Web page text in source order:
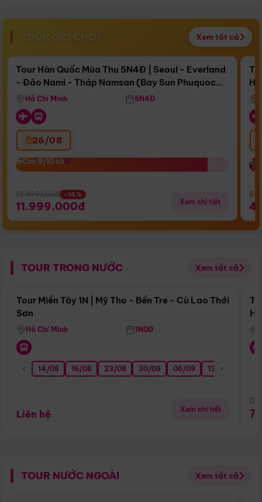
TOUR GIỜ CHÓT Xem tất cả
Còn17 ngày 08:55:04
Bay Sun Phuquoc Airways
Điểm nổi bật
Tour Hàn Quốc Mùa Thu 5N4Đ | Seoul - Everland
- Đảo Nami - Tháp Namsan (Bay Sun Phuquoc
Airways)
Hồ Chí Minh 5N4Đ
26/08
Còn 9/10 chỗ
Còn 9/10 chỗ
13.999.000đ -14%
11.999.000đ Xem chi tiết
TOUR TRONG NƯỚC Xem tất cả
Điểm nổi bật
Tour Miền Tây 1N | Mỹ Tho - Bến Tre - Cù Lao Thới
Sơn
Hồ Chí Minh 1N0Đ
14/08 16/08 23/08 30/08 06/09 13/09
Liên hệ Xem chi tiết
TOUR NƯỚC NGOÀI Xem tất cả
Điểm nổi bật